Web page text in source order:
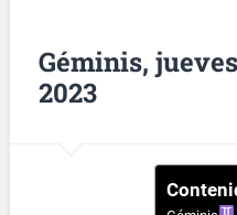
Géminis,
2023